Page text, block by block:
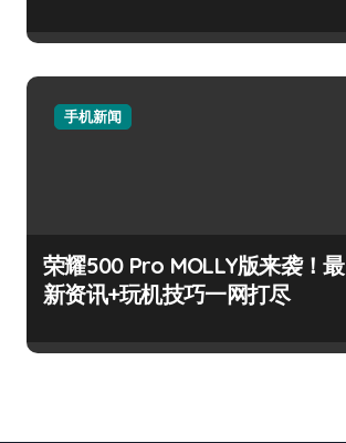
手机新闻
荣耀500 Pro MOLLY版来袭！最
新资讯+玩机技巧一网打尽